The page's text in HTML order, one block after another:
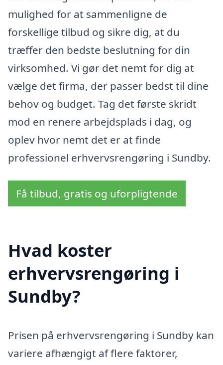
mulighed for at sammenligne de
forskellige tilbud og sikre dig, at du
træffer den bedste beslutning for din
virksomhed. Vi gør det nemt for dig at
vælge det firma, der passer bedst til dine
behov og budget. Tag det første skridt
mod en renere arbejdsplads i dag, og
oplev hvor nemt det er at finde
professionel erhvervsrengøring i Sundby.
Få tilbud, gratis og uforpligtende
Hvad koster
erhvervsrengøring i
Sundby?
Prisen på erhvervsrengøring i Sundby kan
variere afhængigt af flere faktorer,